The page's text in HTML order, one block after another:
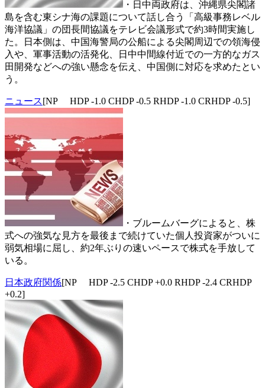
・日中両政府は、沖縄県尖閣諸
島を含む東シナ海の課題について話し合う「高級事務レベル
海洋協議」の団長間協議をテレビ会議形式で約3時間実施し
た。日本側は、中国海警局の公船による尖閣周辺での領海侵
入や、軍事活動の活発化、日中中間線付近での一方的なガス
田開発などへの強い懸念を伝え、中国側に対応を求めたとい
う。
ニュース[NP HDP -1.0 CHDP -0.5 RHDP -1.0 CRHDP -0.5]
・ブルームバーグによると、株
式への強気な見方を最後まで続けていた個人投資家がついに
弱気相場に屈し、約2年ぶりの速いペースで株式を手放して
いる。
日本政府関係[NP HDP -2.5 CHDP +0.0 RHDP -2.4 CRHDP
+0.2]